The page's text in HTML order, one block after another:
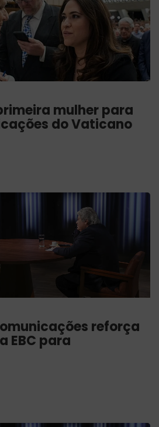
mulher para
do Vaticano
reforça
EBC para